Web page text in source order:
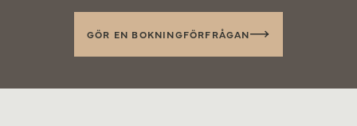
GÖR EN BOKNINGFÖRFRÅGAN